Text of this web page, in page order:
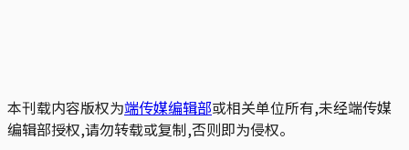
本刊载内容版权为端传媒编辑部或相关单位所有,未经端传媒
编辑部授权,请勿转载或复制,否则即为侵权。